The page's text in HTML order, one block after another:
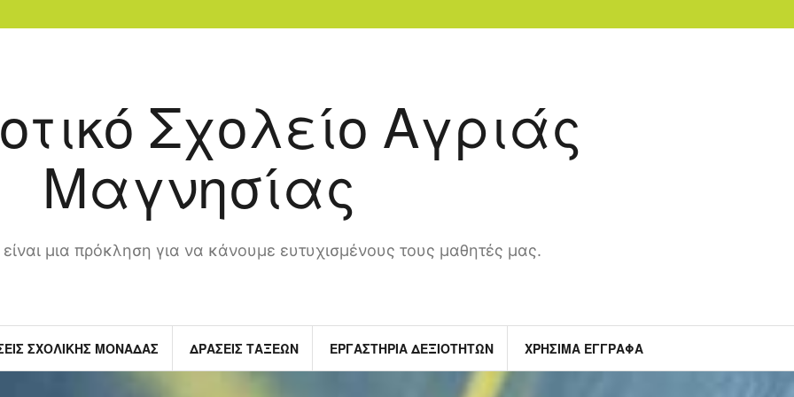
Σχολείο Αγριάς
Μαγνησίας
μια πρόκληση για να κάνουμε ευτυχισμένους τους μαθητές μας.
ΣΧΟΛΙΚΗΣ ΜΟΝΑΔΑΣ ΔΡΑΣΕΙΣ ΤΑΞΕΩΝ ΕΡΓΑΣΤΗΡΙΑ ΔΕΞΙΟΤΗΤΩΝ ΧΡΗΣΙΜΑ ΕΓΓΡΑΦΑ